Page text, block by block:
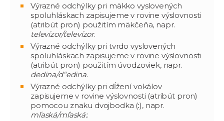
Výrazné odchýlky pri mäkko vyslovených
spoluhláskach zapisujeme v rovine výslovnosti
(atribút pron) použitím mäkčeňa, napr.
televízor/ťelevízor.
Výrazné odchýlky pri tvrdo vyslovených
spoluhláskach zapisujeme v rovine výslovnosti
(atribút pron) použitím úvodzoviek, napr.
dedina/d“edina.
Výrazné odchýlky pri dĺžení vokálov
zapisujeme v rovine výslovnosti (atribút pron)
pomocou znaku dvojbodka (:), napr.
mľaská/mľaská:.